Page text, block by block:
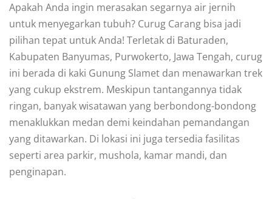
Apakah Anda ingin merasakan segarnya air jernih
untuk menyegarkan tubuh? Curug Carang bisa jadi
pilihan tepat untuk Anda! Terletak di Baturaden,
Kabupaten Banyumas, Purwokerto, Jawa Tengah, curug
ini berada di kaki Gunung Slamet dan menawarkan trek
yang cukup ekstrem. Meskipun tantangannya tidak
ringan, banyak wisatawan yang berbondong-bondong
menaklukkan medan demi keindahan pemandangan
yang ditawarkan. Di lokasi ini juga tersedia fasilitas
seperti area parkir, mushola, kamar mandi, dan
penginapan.